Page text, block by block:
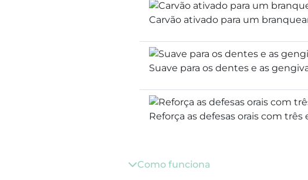
Carvão ativado para um
Suave para os dentes e as
Reforça as defesas orais com três
Como funciona